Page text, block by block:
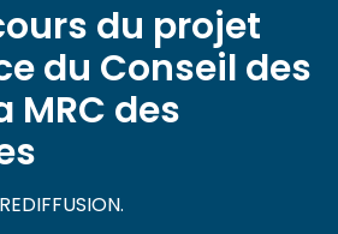
du projet
du Conseil des
MRC des